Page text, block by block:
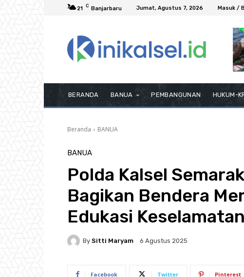
21 C Banjarbaru Jumat, Agustus 7, 2026 Masuk /
BERANDA BANUA PEMBANGUNAN HUKUM-
Beranda BANUA
BANUA
Polda Kalsel
Bagikan Bendera
Edukasi Keselamatan
By Sitti Maryam 6 Agustus 2025
Facebook Twitter Pinterest